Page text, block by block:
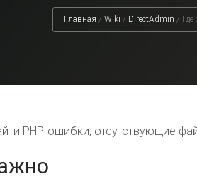
Главная / Wiki / DirectAdmin /
PHP-ошибки, отсутствующие